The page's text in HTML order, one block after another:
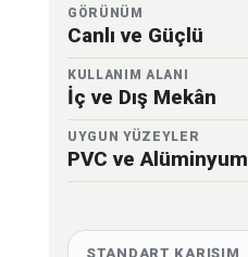
GÖRÜNÜM
Canlı ve Güçlü
KULLANIM ALANI
İç ve Dış Mekân
UYGUN YÜZEYLER
PVC ve Alüminyum
STANDART KARIŞIM